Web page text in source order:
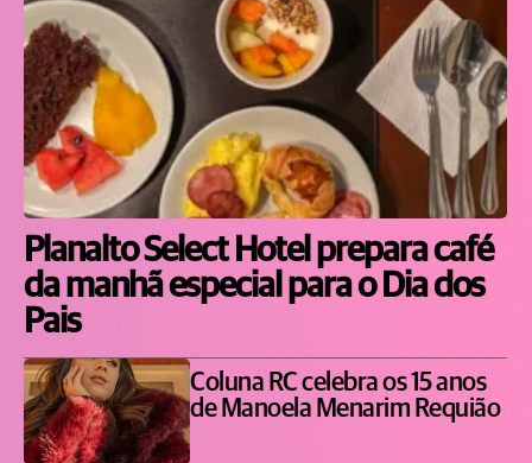
Planalto Select Hotel prepara café
da manhã especial para o Dia dos
Pais
Coluna RC celebra os 15 anos
de Manoela Menarim Requião